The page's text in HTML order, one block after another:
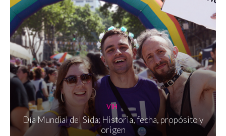
VIH
Día Mundial del Sida: Historia, fecha, propósito y
origen